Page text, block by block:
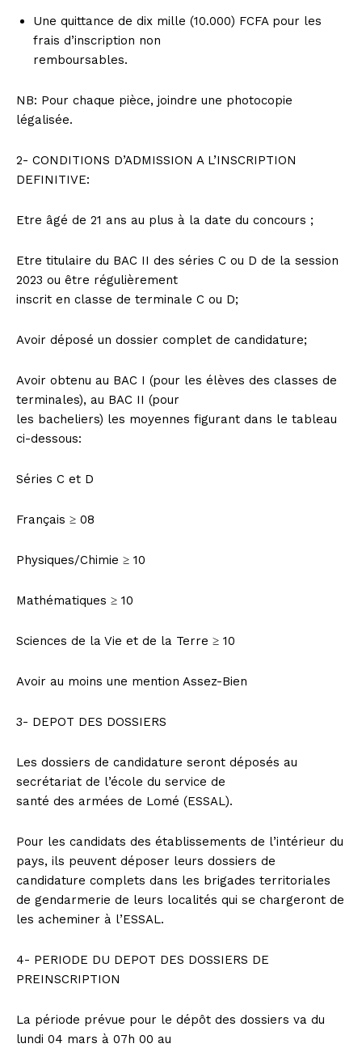
Une quittance de dix mille (10.000) FCFA pour les
frais d’inscription non
remboursables.
NB: Pour chaque pièce, joindre une photocopie
légalisée.
2- CONDITIONS D’ADMISSION A L’INSCRIPTION
DEFINITIVE:
Etre âgé de 21 ans au plus à la date du concours ;
Etre titulaire du BAC II des séries C ou D de la session
2023 ou être régulièrement
inscrit en classe de terminale C ou D;
Avoir déposé un dossier complet de candidature;
Avoir obtenu au BAC I (pour les élèves des classes de
terminales), au BAC II (pour
les bacheliers) les moyennes figurant dans le tableau
ci-dessous:
Séries C et D
Français ≥ 08
Physiques/Chimie ≥ 10
Mathématiques ≥ 10
Sciences de la Vie et de la Terre ≥ 10
Avoir au moins une mention Assez-Bien
3- DEPOT DES DOSSIERS
Les dossiers de candidature seront déposés au
secrétariat de l’école du service de
santé des armées de Lomé (ESSAL).
Pour les candidats des établissements de l’intérieur du
pays, ils peuvent déposer leurs dossiers de
candidature complets dans les brigades territoriales
de gendarmerie de leurs localités qui se chargeront de
les acheminer à l’ESSAL.
4- PERIODE DU DEPOT DES DOSSIERS DE
PREINSCRIPTION
La période prévue pour le dépôt des dossiers va du
lundi 04 mars à 07h 00 au